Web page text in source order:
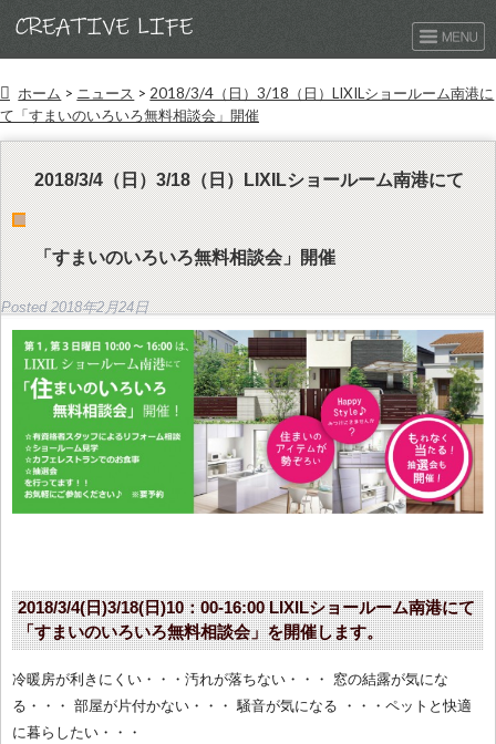
ホーム > ニュース > 2018/3/4（日）3/18（日）LIXILショールーム南港に
て「すまいのいろいろ無料相談会」開催
2018/3/4（日）3/18（日）LIXILショールーム南港にて
「すまいのいろいろ無料相談会」開催
Posted2018年2月24日
2018/3/4(日)3/18(日)10：00-16:00 LIXILショールーム南港にて
「すまいのいろいろ無料相談会」を開催します。
冷暖房が利きにくい・・・汚れが落ちない・・・ 窓の結露が気にな
る・・・ 部屋が片付かない・・・ 騒音が気になる ・・・ペットと快適
に暮らしたい・・・